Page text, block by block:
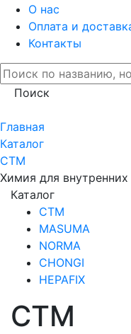
О нас
Оплата и
Контакты
Поиск
Главная
Каталог
СТМ
Химия для внутренних
Каталог
СТМ
MASUMA
NORMA
CHONGI
HEPAFIX
СТМ